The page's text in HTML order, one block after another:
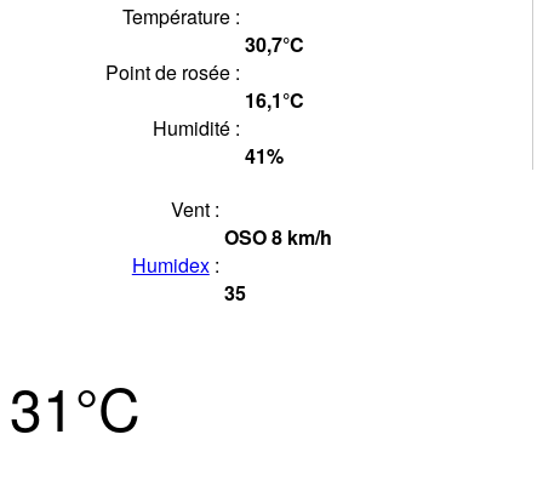
Température :
30,7°C
Point de rosée :
16,1°C
Humidité :
41%
Vent :
OSO8 km/h
Humidex:
35
31°C